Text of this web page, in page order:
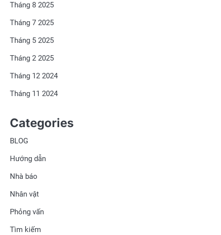
Tháng 8 2025
Tháng 7 2025
Tháng 5 2025
Tháng 2 2025
Tháng 12 2024
Tháng 11 2024
Categories
BLOG
Hướng dẫn
Nhà báo
Nhân vật
Phỏng vấn
Tìm kiếm